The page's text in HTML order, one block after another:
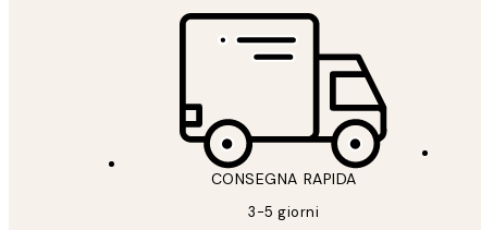
CONSEGNA RAPIDA
3-5 giorni